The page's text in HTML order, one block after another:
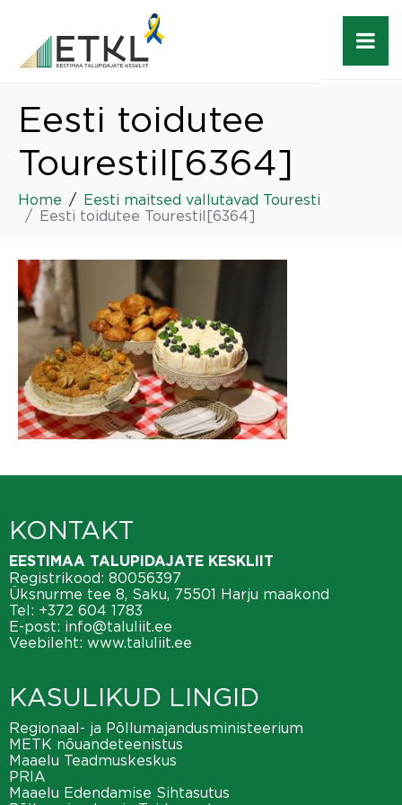
Eesti toidutee
Tourestil[6364]
Home
Eesti maitsed vallutavad Touresti
Eesti toidutee Tourestil[6364]
KONTAKT
EESTIMAA TALUPIDAJATE KESKLIIT
Registrikood: 80056397
Üksnurme tee 8, Saku, 75501 Harju maakond
Tel: +372 604 1783
E-post: info@taluliit.ee
Veebileht: www.taluliit.ee
KASULIKUD LINGID
Regionaal- ja Põllumajandusministeerium
METK nõuandeteenistus
Maaelu Teadmuskeskus
PRIA
Maaelu Edendamise Sihtasutus